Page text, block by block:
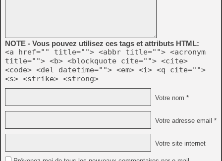
NOTE - Vous pouvez utilisez ces tags et attributs HTML:
<a href="" title=""> <abbr title=""> <acronym
title=""> <b> <blockquote cite=""> <cite>
<code> <del datetime=""> <em> <i> <q cite="">
<s> <strike> <strong>
Votre nom *
Votre adresse email *
Votre site internet